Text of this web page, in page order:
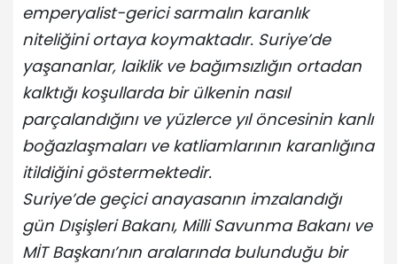
emperyalist-gerici sarmalın karanlık
niteliğini ortaya koymaktadır. Suriye’de
yaşananlar, laiklik ve bağımsızlığın ortadan
kalktığı koşullarda bir ülkenin nasıl
parçalandığını ve yüzlerce yıl öncesinin kanlı
boğazlaşmaları ve katliamlarının karanlığına
itildiğini göstermektedir.
Suriye’de geçici anayasanın imzalandığı
gün Dışişleri Bakanı, Milli Savunma Bakanı ve
MİT Başkanı’nın aralarında bulunduğu bir